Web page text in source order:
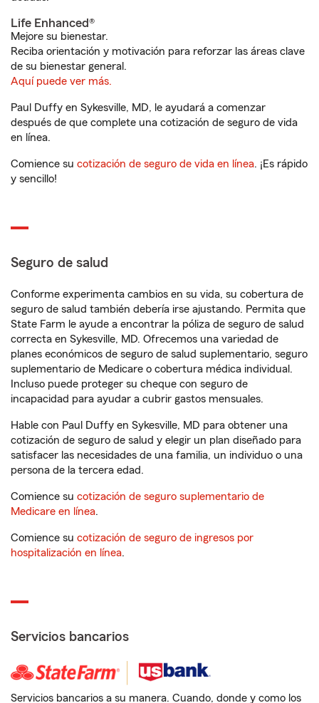
Life Enhanced®
Mejore su bienestar.
Reciba orientación y motivación para reforzar las áreas clave
de su bienestar general.
Aquí puede ver más.
Paul Duffy en Sykesville, MD, le ayudará a comenzar
después de que complete una cotización de seguro de vida
en línea.
Comience su cotización de seguro de vida en línea. ¡Es rápido
y sencillo!
Seguro de salud
Conforme experimenta cambios en su vida, su cobertura de
seguro de salud también debería irse ajustando. Permita que
State Farm le ayude a encontrar la póliza de seguro de salud
correcta en Sykesville, MD. Ofrecemos una variedad de
planes económicos de seguro de salud suplementario, seguro
suplementario de Medicare o cobertura médica individual.
Incluso puede proteger su cheque con seguro de
incapacidad para ayudar a cubrir gastos mensuales.
Hable con Paul Duffy en Sykesville, MD para obtener una
cotización de seguro de salud y elegir un plan diseñado para
satisfacer las necesidades de una familia, un individuo o una
persona de la tercera edad.
Comience su cotización de seguro suplementario de
Medicare en línea.
Comience su cotización de seguro de ingresos por
hospitalización en línea.
Servicios bancarios
Servicios bancarios a su manera. Cuando, donde y como los